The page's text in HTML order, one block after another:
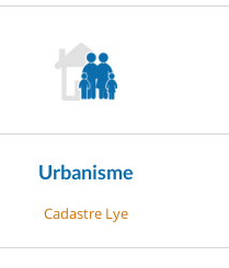
Urbanisme
Cadastre Lye